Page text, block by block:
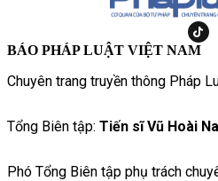
BÁO PHÁP LUẬT VIỆT NAM
Chuyên trang truyền thông Pháp
Tổng Biên tập: Tiến sĩ Vũ Hoài
Phó Tổng Biên tập phụ trách